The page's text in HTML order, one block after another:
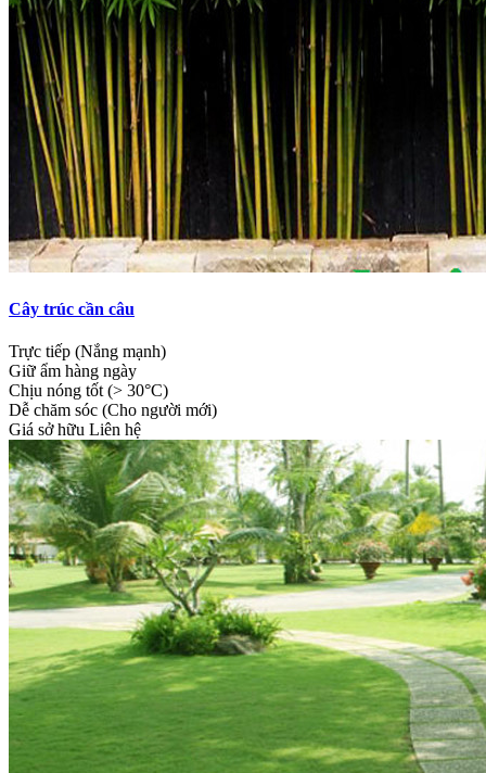
Cây trúc cần câu
Trực tiếp (Nắng mạnh)
Giữ ẩm hàng ngày
Chịu nóng tốt (> 30°C)
Dễ chăm sóc (Cho người mới)
Giá sở hữu Liên hệ